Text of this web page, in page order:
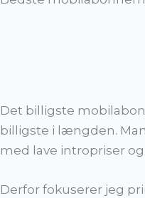
Det billigste
billigste i længden.
med lave intropriser
Derfor fokuserer jeg